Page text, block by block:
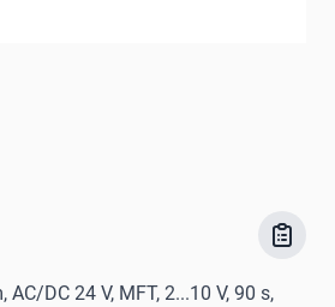
AC/DC 24 V, MFT, 2...10 V, 90 s,